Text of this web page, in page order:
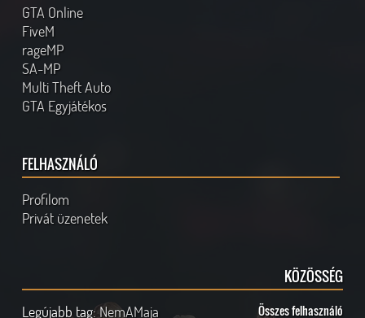
GTA Online
FiveM
rageMP
SA-MP
Multi Theft Auto
GTA Egyjátékos
FELHASZNÁLÓ
Profilom
Privát üzenetek
KÖZÖSSÉG
Legújabb tag:NemAMaja Összes felhasználó